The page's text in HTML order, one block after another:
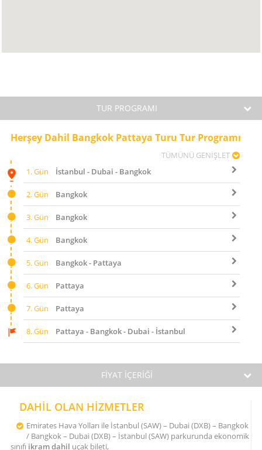
TUR PROGRAMI
Herşey Dahil Bangkok Pattaya Turu Tur Programı
TÜMÜNÜ GENİŞLET
1. Gün
İstanbul - Dubai - Bangkok
2. Gün Bangkok
3. Gün Bangkok
4. Gün Bangkok
5. Gün Bangkok - Pattaya
6. Gün Pattaya
7. Gün Pattaya
8. Gün Pattaya - Bangkok - Dubai - İstanbul
FİYAT İÇERİĞİ
DAHİL OLAN HİZMETLER
Emirates Hava Yolları ile İstanbul (SAW) – Dubai (DXB) – Bangkok
/ Bangkok – Dubai (DXB) – İstanbul (SAW) parkurunda ekonomik
sınıfı ikram dahil uçak bileti,